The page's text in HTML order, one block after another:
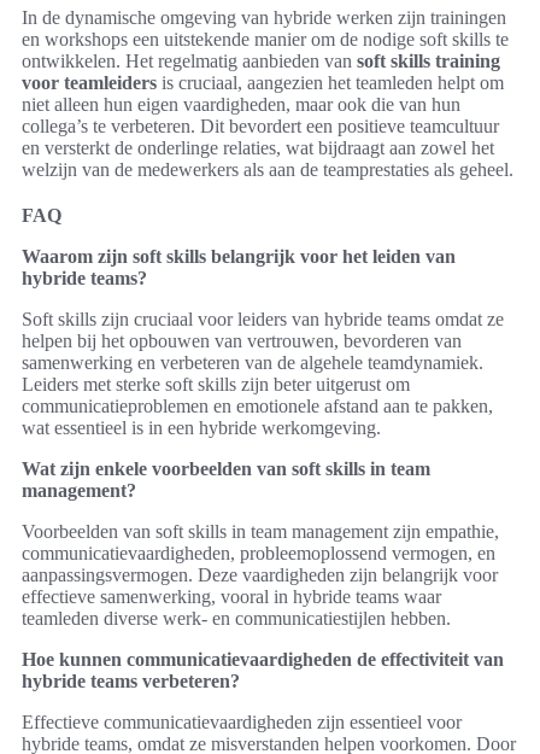
In de dynamische omgeving van hybride werken zijn trainingen
en workshops een uitstekende manier om de nodige soft skills te
ontwikkelen. Het regelmatig aanbieden van soft skills training
voor teamleiders is cruciaal, aangezien het teamleden helpt om
niet alleen hun eigen vaardigheden, maar ook die van hun
collega’s te verbeteren. Dit bevordert een positieve teamcultuur
en versterkt de onderlinge relaties, wat bijdraagt aan zowel het
welzijn van de medewerkers als aan de teamprestaties als geheel.
FAQ
Waarom zijn soft skills belangrijk voor het leiden van
hybride teams?
Soft skills zijn cruciaal voor leiders van hybride teams omdat ze
helpen bij het opbouwen van vertrouwen, bevorderen van
samenwerking en verbeteren van de algehele teamdynamiek.
Leiders met sterke soft skills zijn beter uitgerust om
communicatieproblemen en emotionele afstand aan te pakken,
wat essentieel is in een hybride werkomgeving.
Wat zijn enkele voorbeelden van soft skills in team
management?
Voorbeelden van soft skills in team management zijn empathie,
communicatievaardigheden, probleemoplossend vermogen, en
aanpassingsvermogen. Deze vaardigheden zijn belangrijk voor
effectieve samenwerking, vooral in hybride teams waar
teamleden diverse werk- en communicatiestijlen hebben.
Hoe kunnen communicatievaardigheden de effectiviteit van
hybride teams verbeteren?
Effectieve communicatievaardigheden zijn essentieel voor
hybride teams, omdat ze misverstanden helpen voorkomen. Door